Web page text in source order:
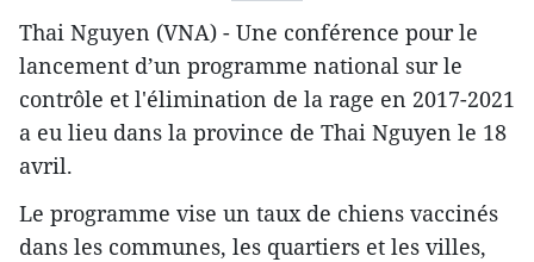
Thai Nguyen (VNA) - Une conférence pour le
lancement d’un programme national sur le
contrôle et l'élimination de la rage en 2017-2021
a eu lieu dans la province de Thai Nguyen le 18
avril.
Le programme vise un taux de chiens vaccinés
dans les communes, les quartiers et les villes,